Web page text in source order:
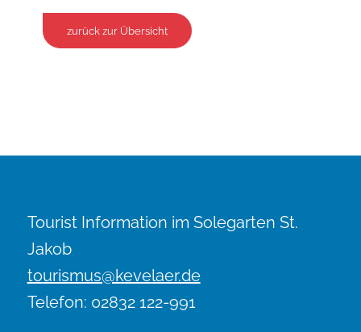
zurück zur Übersicht
Tourist Information im Solegarten St.
Jakob
tourismus@kevelaer.de
Telefon: 02832 122-991